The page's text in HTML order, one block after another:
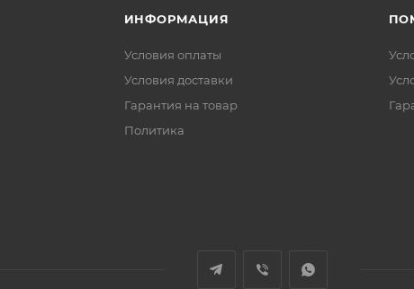
ИНФОРМАЦИЯ
Условия оплаты
Условия доставки
Гарантия на товар
Политика